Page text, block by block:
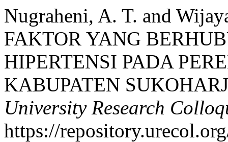
Nugraheni, A. T. and
FAKTOR YANG
HIPERTENSI PADA
KABUPATEN
University Research
https://